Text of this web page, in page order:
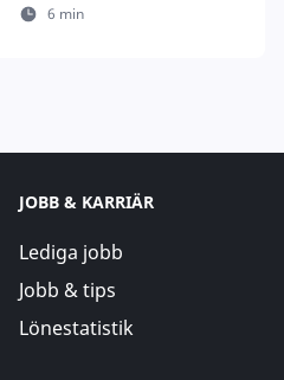
6 min
JOBB & KARRIÄR
Lediga jobb
Jobb & tips
Lönestatistik